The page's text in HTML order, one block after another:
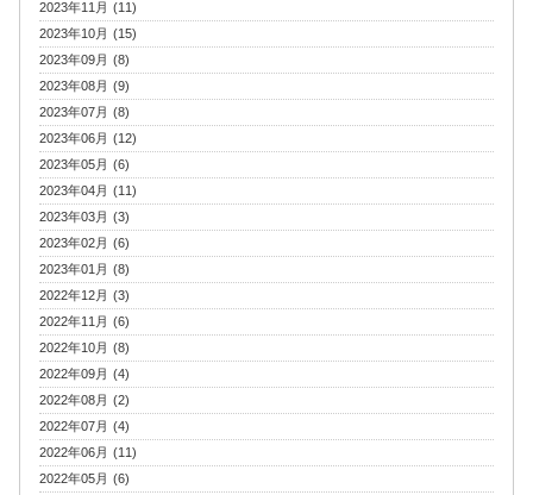
2023年11月 (11)
2023年10月 (15)
2023年09月 (8)
2023年08月 (9)
2023年07月 (8)
2023年06月 (12)
2023年05月 (6)
2023年04月 (11)
2023年03月 (3)
2023年02月 (6)
2023年01月 (8)
2022年12月 (3)
2022年11月 (6)
2022年10月 (8)
2022年09月 (4)
2022年08月 (2)
2022年07月 (4)
2022年06月 (11)
2022年05月 (6)